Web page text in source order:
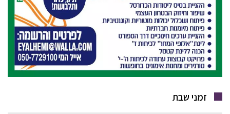
זמני שבת